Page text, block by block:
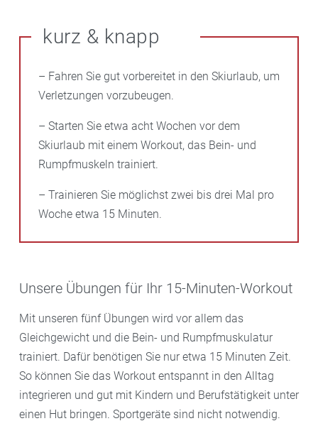
kurz & knapp
– Fahren Sie gut vorbereitet in den Skiurlaub, um
Verletzungen vorzubeugen.
– Starten Sie etwa acht Wochen vor dem
Skiurlaub mit einem Workout, das Bein- und
Rumpfmuskeln trainiert.
– Trainieren Sie möglichst zwei bis drei Mal pro
Woche etwa 15 Minuten.
Unsere Übungen für Ihr 15-Minuten-Workout
Mit unseren fünf Übungen wird vor allem das
Gleichgewicht und die Bein- und Rumpfmuskulatur
trainiert. Dafür benötigen Sie nur etwa 15 Minuten Zeit.
So können Sie das Workout entspannt in den Alltag
integrieren und gut mit Kindern und Berufstätigkeit unter
einen Hut bringen. Sportgeräte sind nicht notwendig.